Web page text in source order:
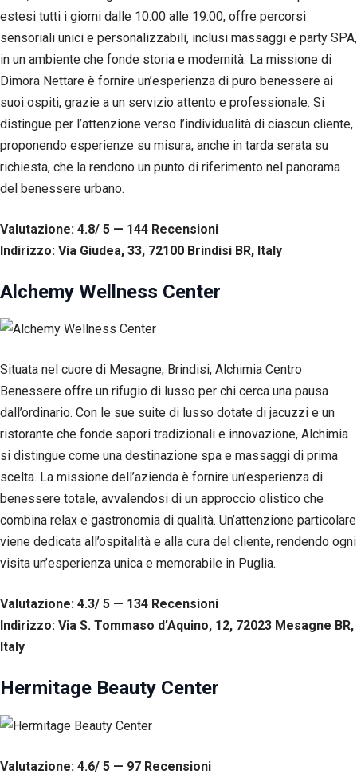
estesi tutti i giorni dalle 10:00 alle 19:00, offre percorsi
sensoriali unici e personalizzabili, inclusi massaggi e party SPA,
in un ambiente che fonde storia e modernità. La missione di
Dimora Nettare è fornire un’esperienza di puro benessere ai
suoi ospiti, grazie a un servizio attento e professionale. Si
distingue per l’attenzione verso l’individualità di ciascun cliente,
proponendo esperienze su misura, anche in tarda serata su
richiesta, che la rendono un punto di riferimento nel panorama
del benessere urbano.
Valutazione: 4.8/ 5 — 144 Recensioni
Indirizzo: Via Giudea, 33, 72100 Brindisi BR, Italy
Alchemy Wellness Center
Situata nel cuore di Mesagne, Brindisi, Alchimia Centro
Benessere offre un rifugio di lusso per chi cerca una pausa
dall’ordinario. Con le sue suite di lusso dotate di jacuzzi e un
ristorante che fonde sapori tradizionali e innovazione, Alchimia
si distingue come una destinazione spa e massaggi di prima
scelta. La missione dell’azienda è fornire un’esperienza di
benessere totale, avvalendosi di un approccio olistico che
combina relax e gastronomia di qualità. Un’attenzione particolare
viene dedicata all’ospitalità e alla cura del cliente, rendendo ogni
visita un’esperienza unica e memorabile in Puglia.
Valutazione: 4.3/ 5 — 134 Recensioni
Indirizzo: Via S. Tommaso d’Aquino, 12, 72023 Mesagne BR,
Italy
Hermitage Beauty Center
Valutazione: 4.6/ 5 — 97 Recensioni